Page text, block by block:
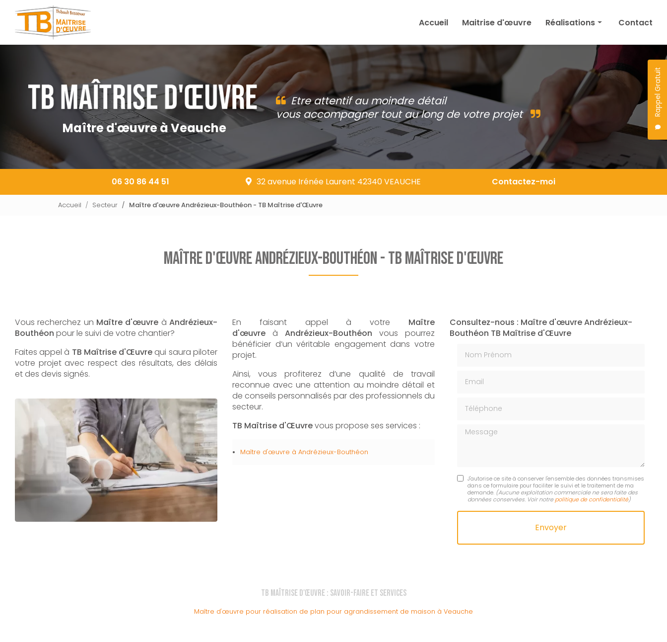
contenu
principal
Rappel Gratuit
Accueil
Maitrise d'œuvre Réalisations
Agrandissement
Permis de construire
Autres
Projet en cours
Contact
Maître d'œuvre à Veauche
Etre attentif au moindre détail
vous accompagner tout au long de votre projet
06 30 86 44 51 32 avenue Irénée Laurent 42340 VEAUCHE Contactez-moi
Accueil Secteur Maître d'œuvre Andrézieux-Bouthéon - TB Maîtrise d'Œuvre
Maître d'œuvre Andrézieux-Bouthéon - TB Maîtrise d'Œuvre
Vous recherchez un Maître d'œuvre àAndrézieux-
Bouthéon pour le suivi de votre chantier?
Faites appel à TB Maîtrise d'Œuvre qui saura piloter
votre projet avec respect des résultats, des délais
et des devis signés.
En faisant appel à votre Maître
d'œuvreà Andrézieux-Bouthéon vous pourrez
bénéficier d’un véritable engagement dans votre
projet.
Ainsi, vous profiterez d’une qualité de travail
reconnue avec une attention au moindre détail et
de conseils personnalisés par des professionnels du
secteur.
TB Maîtrise d'Œuvrevous propose ses services :
Maître d'œuvre à Andrézieux-Bouthéon
Consultez-nous : Maître d'œuvre Andrézieux-
Bouthéon TB Maîtrise d'Œuvre
Message
J'autorise ce site à conserver l'ensemble des données transmises
dans ce formulaire pour faciliter le suivi et le traitement de ma
demande. (Aucune exploitation commerciale ne sera faite des
données conservées. Voir notre politique de confidentialité)
TB Maîtrise d'Œuvre : Savoir-faire et services
Maître d'œuvre pour réalisation de plan pour agrandissement de maison à Veauche